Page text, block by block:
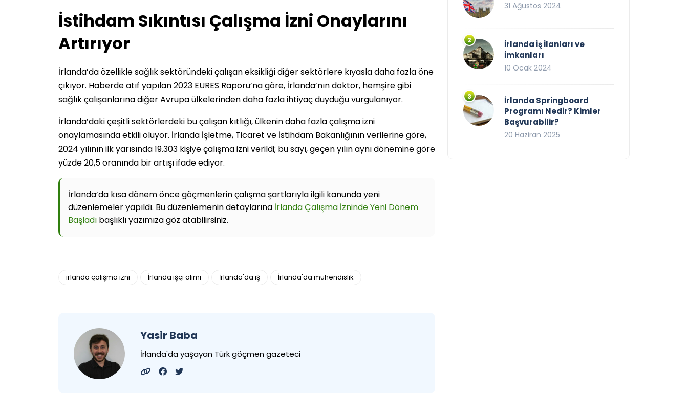
İstihdam Sıkıntısı Çalışma İzni Onaylarını
Artırıyor
İrlanda’da özellikle sağlık sektöründeki çalışan eksikliği diğer sektörlere kıyasla daha fazla öne
çıkıyor. Haberde atıf yapılan 2023 EURES Raporu’na göre, İrlanda’nın doktor, hemşire gibi
sağlık çalışanlarına diğer Avrupa ülkelerinden daha fazla ihtiyaç duyduğu vurgulanıyor.
İrlanda’daki çeşitli sektörlerdeki bu çalışan kıtlığı, ülkenin daha fazla çalışma izni
onaylamasında etkili oluyor. İrlanda İşletme, Ticaret ve İstihdam Bakanlığının verilerine göre,
2024 yılının ilk yarısında 19.303 kişiye çalışma izni verildi; bu sayı, geçen yılın aynı dönemine göre
yüzde 20,5 oranında bir artışı ifade ediyor.
İrlanda’da kısa dönem önce göçmenlerin çalışma şartlarıyla ilgili kanunda yeni
düzenlemeler yapıldı. Bu düzenlemenin detaylarına İrlanda Çalışma İzninde Yeni Dönem
Başladı başlıklı yazımıza göz atabilirsiniz.
irlanda çalışma izni İrlanda işçi alımı İrlanda'da iş İrlanda'da mühendislik
Yasir Baba
İrlanda'da yaşayan Türk göçmen gazeteci
31 Ağustos 2024
İrlanda İş İlanları ve
İmkanları
10 Ocak 2024
İrlanda Springboard
Programı Nedir? Kimler
Başvurabilir?
20 Haziran 2025